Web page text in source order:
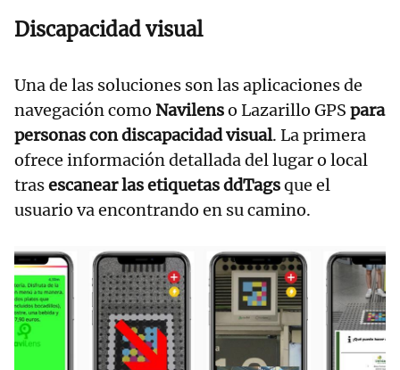
Discapacidad visual
Una de las soluciones son las aplicaciones de
navegación como Navilenso Lazarillo GPS para
personas con discapacidad visual. La primera
ofrece información detallada del lugar o local
trasescanear las etiquetas ddTagsque el
usuario va encontrando en su camino.